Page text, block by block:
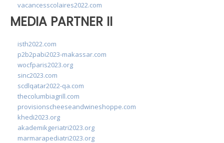
vacancesscolaires2022.com
MEDIA PARTNER II
isth2022.com
p2b2pabi2023-makassar.com
wocfparis2023.org
sinc2023.com
scdlqatar2022-qa.com
thecolumbiagrill.com
provisionscheeseandwineshoppe.com
khedi2023.org
akademikgeriatri2023.org
marmarapediatri2023.org